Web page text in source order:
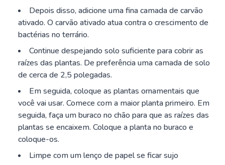
Depois disso, adicione uma fina camada de carvão
ativado. O carvão ativado atua contra o crescimento de
bactérias no terrário.
Continue despejando solo suficiente para cobrir as
raízes das plantas. De preferência uma camada de solo
de cerca de 2,5 polegadas.
Em seguida, coloque as plantas ornamentais que
você vai usar. Comece com a maior planta primeiro. Em
seguida, faça um buraco no chão para que as raízes das
plantas se encaixem. Coloque a planta no buraco e
coloque-os.
Limpe com um lenço de papel se ficar sujo